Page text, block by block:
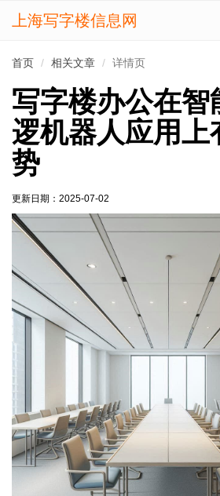
上海写字楼信息网
首页 相关文章 详情页
写字楼办公在智
逻机器人应用上
势
更新日期： 2025-07-02